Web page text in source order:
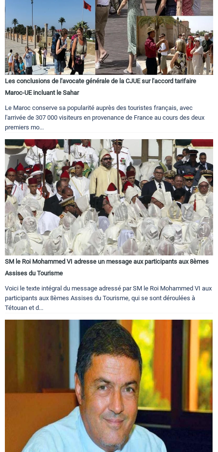
Les conclusions de l'avocate générale de la CJUE sur l'accord tarifaire
Maroc-UE incluant le Sahar
Le Maroc conserve sa popularité auprès des touristes français, avec
l'arrivée de 307 000 visiteurs en provenance de France au cours des deux
premiers mo...
SM le Roi Mohammed VI adresse un message aux participants aux 8èmes
Assises du Tourisme
Voici le texte intégral du message adressé par SM le Roi Mohammed VI aux
participants aux 8èmes Assises du Tourisme, qui se sont déroulées à
Tétouan et d...